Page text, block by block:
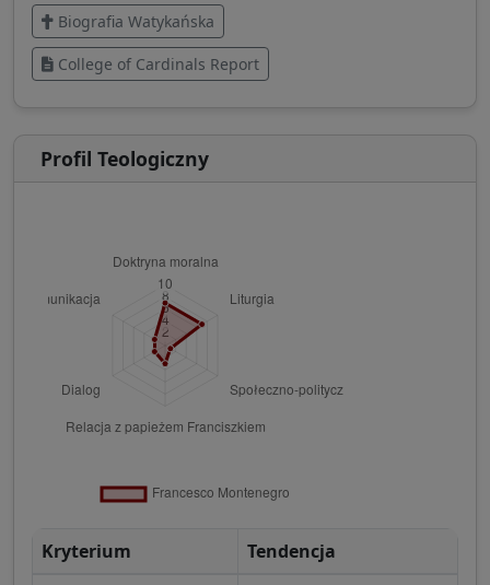
Biografia Watykańska
College of Cardinals Report
Profil Teologiczny
Kryterium Tendencja